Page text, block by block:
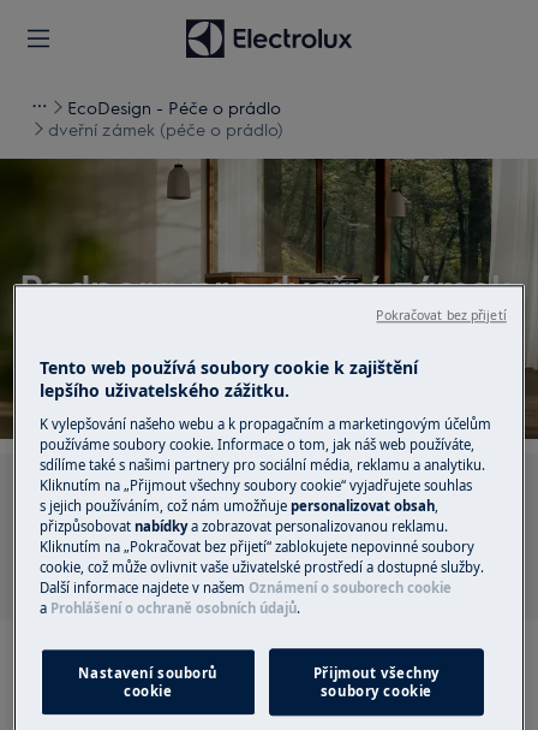
EcoDesign - Péče o prádlo
dveřní zámek (péče o prádlo)
Podpora pro dveřní zámek
Hledejte v našich podporných článcích
Tento web používá soubory cookie k zajištění
lepšího uživatelského zážitku.
K vylepšování našeho webu a k propagačním a marketingovým účelům
používáme soubory cookie. Informace o tom, jak náš web používáte,
sdílíme také s našimi partnery pro sociální média, reklamu a analytiku.
Kliknutím na „Přijmout všechny soubory cookie“ vyjadřujete souhlas
s jejich používáním, což nám umožňujepersonalizovat obsah,
přizpůsobovatnabídkya zobrazovat personalizovanou reklamu.
Kliknutím na „Pokračovat bez přijetí“ zablokujete nepovinné soubory
cookie, což může ovlivnit vaše uživatelské prostředí a dostupné služby.
Další informace najdete v našemOznámení o souborech cookie
a Prohlášení o ochraně osobních údajů.
Nastavení souborů
cookie
Přijmout všechny
soubory cookie
Pokračovat bez přijetí